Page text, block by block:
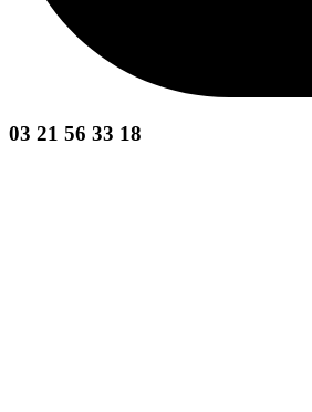
03 21 56 33 18